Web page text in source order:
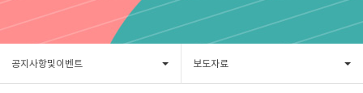
공지사항및이벤트 보도자료